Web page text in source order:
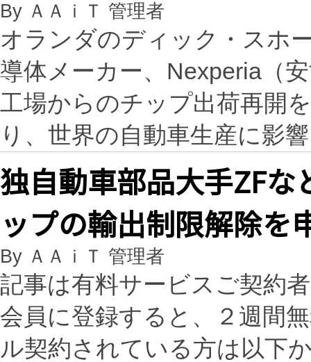
By ＡＡｉＴ 管理者
オランダのディック・スホ
導体メーカー、Nexperia（
工場からのチップ出荷再開
り、世界の自動車生産に影
独自動車部品大手ZF
ップの輸出制限解除を
By ＡＡｉＴ 管理者
記事は有料サービスご契約
会員に登録すると、２週間
ル契約されている方は以下